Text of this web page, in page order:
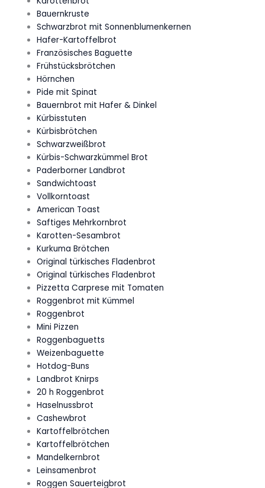
Bauernkruste
Schwarzbrot mit Sonnenblumenkernen
Hafer-Kartoffelbrot
Französisches Baguette
Frühstücksbrötchen
Hörnchen
Pide mit Spinat
Bauernbrot mit Hafer & Dinkel
Kürbisstuten
Kürbisbrötchen
Schwarzweißbrot
Kürbis-Schwarzkümmel Brot
Paderborner Landbrot
Sandwichtoast
Vollkorntoast
American Toast
Saftiges Mehrkornbrot
Karotten-Sesambrot
Kurkuma Brötchen
Original türkisches Fladenbrot
Original türkisches Fladenbrot
Pizzetta Carprese mit Tomaten
Roggenbrot mit Kümmel
Roggenbrot
Mini Pizzen
Roggenbaguetts
Weizenbaguette
Hotdog-Buns
Landbrot Knirps
20 h Roggenbrot
Haselnussbrot
Cashewbrot
Kartoffelbrötchen
Kartoffelbrötchen
Mandelkernbrot
Leinsamenbrot
Roggen Sauerteigbrot